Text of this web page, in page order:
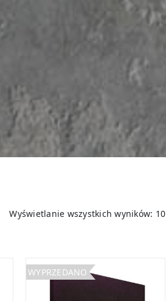
Wyświetlanie wszystkich wyników: 10
WYPRZEDANO